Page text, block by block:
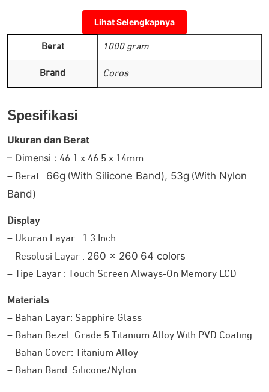
dan gletser menyatu dengan langit yang membiru.
Telah Teruji di Medan Mont Blanc
Para penggunaCOROStelah mencatatkan lebih dari 1
juta meter pendakian vertikal di kawasan Chamonix.
baterai yang tahan lama, APEX 2 Pro siap mendampingi
Fitur Latihan Canggih
Smartwatch COROSseri ini punya fitur latihan canggih yang
membantu Anda dalah berolahraga. Adapun diantaranya:
Lihat Selengkapnya
Berat 1000 gram
Brand Coros
Spesifikasi
Ukuran dan Berat
– Dimensi : 46.1 x 46.5 x 14mm
– Berat : 66g (With Silicone Band), 53g (With Nylon
Band)
Display
– Ukuran Layar : 1.3 Inch
– Resolusi Layar : 260 x 260 64 colors
– Tipe Layar : Touch Screen Always-On Memory LCD
Materials
– Bahan Layar: Sapphire Glass
– Bahan Bezel: Grade 5 Titanium Alloy With PVD Coating
– Bahan Cover: Titanium Alloy
– Bahan Band: Silicone/Nylon